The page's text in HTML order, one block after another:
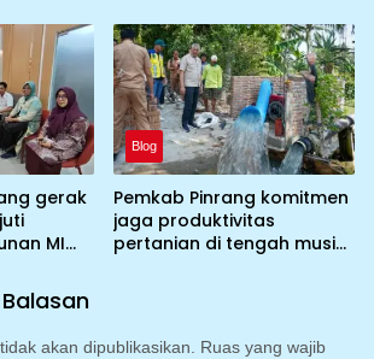
Olahraga
gerak
MI
Blog
Pemkab Pinrang komitmen
jaga produktivitas
pertanian di tengah musim
(Irpom)
akan dipublikasikan. Ruas yang wajib